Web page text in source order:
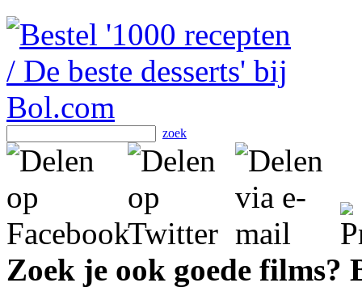
zoek
Zoek je ook goede films?